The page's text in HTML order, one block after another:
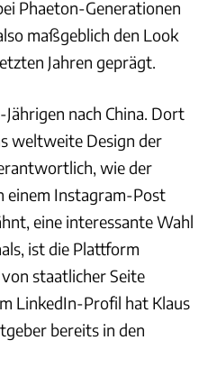
Phaeton-Generationen
maßgeblich den Look
Jahren geprägt.
nach China. Dort
weltweite Design der
wie der
einem Instagram-Post
eine interessante Wahl
ist die Plattform
staatlicher Seite
LinkedIn-Profil hat Klaus
bereits in den